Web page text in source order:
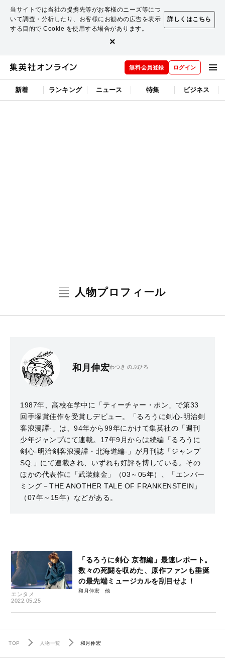
当サイトでは当社の提携先等がお客様のニーズ等につ
いて調査・分析したり、お客様にお勧めの広告を表示
する目的で Cookie を使用する場合があります。
詳しくはこちら
×
無料会員登録 ログイン
新着 ランキング ニュース 特集 ビジネス
人物プロフィール
和月伸宏わつき のぶひろ
1987年、高校在学中に「ティーチャー・ポン」で第33
回手塚賞佳作を受賞しデビュー。「るろうに剣心‐明治剣
客浪漫譚‐」は、94年から99年にかけて集英社の「週刊
少年ジャンプにて連載。17年9月からは続編「るろうに
剣心‐明治剣客浪漫譚・北海道編‐」が月刊誌「ジャンプ
SQ.」にて連載され、いずれも好評を博している。その
ほかの代表作に「武装錬金」（03～05年）、「エンバー
ミング－THE ANOTHER TALE OF FRANKENSTEIN」
（07年～15年）などがある。
エンタメ
2022.05.25
「るろうに剣心 京都編」最速レポート。
数々の死闘を収めた、原作ファンも垂涎
の最先端ミュージカルを刮目せよ！
和月伸宏
TOP 人物一覧 和月伸宏